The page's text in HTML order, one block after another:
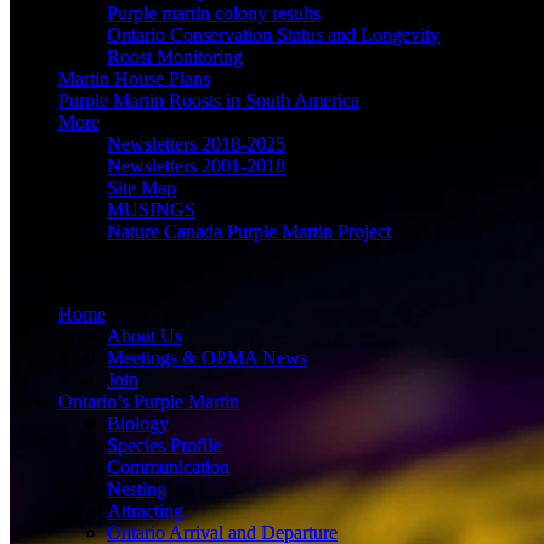
Purple martin colony results
Ontario Conservation Status and Longevity
Roost Monitoring
Martin House Plans
Purple Martin Roosts in South America
More
Newsletters 2018-2025
Newsletters 2001-2018
Site Map
MUSINGS
Nature Canada Purple Martin Project
Home
About Us
Meetings & OPMA News
Join
Ontario’s Purple Martin
Biology
Species Profile
Communication
Nesting
Attracting
Ontario Arrival and Departure
Purple martin colony results
Ontario Conservation Status and Longevity
Roost Monitoring
Martin House Plans
Purple Martin Roosts in South America
More
Newsletters 2018-2025
Newsletters 2001-2018
Site Map
MUSINGS
Nature Canada Purple Martin Project
Home
About Us
Meetings & OPMA News
Join
Ontario’s Purple Martin
Biology
Species Profile
Communication
Nesting
Attracting
Ontario Arrival and Departure